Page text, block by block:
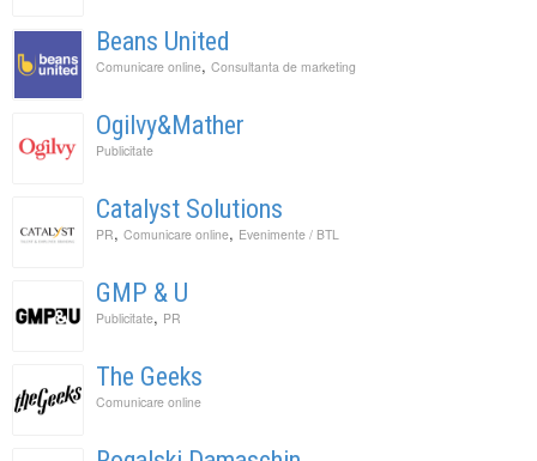
Beans United
Comunicare online, Consultanta de marketing
Ogilvy&Mather
Publicitate
Catalyst Solutions
PR, Comunicare online, Evenimente / BTL
GMP & U
Publicitate, PR
The Geeks
Comunicare online